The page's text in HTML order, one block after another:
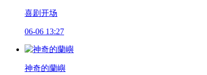
喜剧开场
06-06 13:27
神奇的蘭嶼